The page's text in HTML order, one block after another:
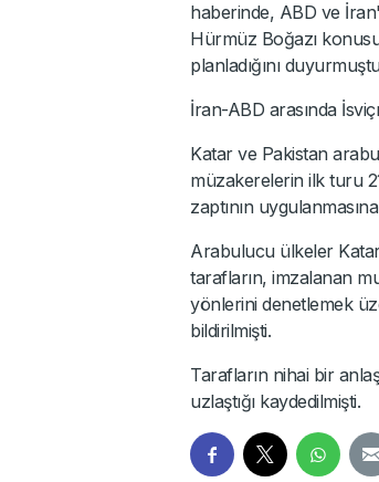
haberinde, ABD ve
Hürmüz Boğazı
planladığını
İran-ABD arasında
Katar ve Pakistan
müzakerelerin ilk turu
zaptının
Arabulucu ülkeler Katar
tarafların, imzalanan
yönlerini denetlemek
bildirilmişti.
Tarafların nihai bir
uzlaştığı kaydedilmişti.